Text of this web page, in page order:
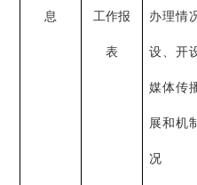
息 工作报
表
办理情
设、开
媒体传
展和机
况